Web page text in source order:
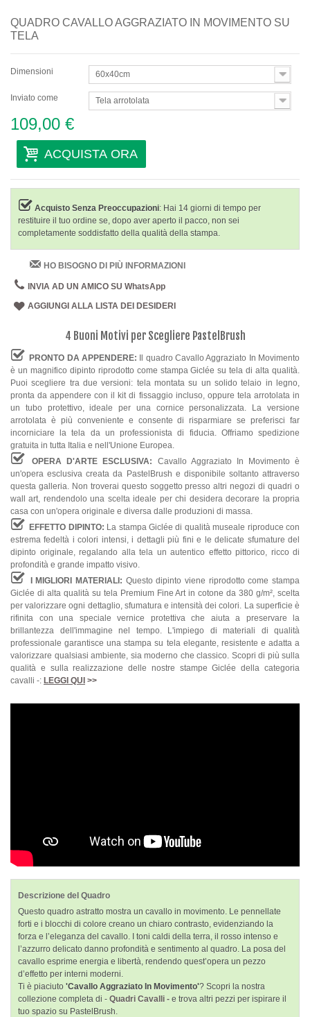
QUADRO CAVALLO AGGRAZIATO IN MOVIMENTO SU
TELA
Dimensioni 60x40cm
Inviato come Tela arrotolata
109,00 €
ACQUISTA ORA
Acquisto Senza Preoccupazioni: Hai 14 giorni di tempo per
restituire il tuo ordine se, dopo aver aperto il pacco, non sei
completamente soddisfatto della qualità della stampa.
HO BISOGNO DI PIÙ INFORMAZIONI
INVIA AD UN AMICO SU WhatsApp
AGGIUNGI ALLA LISTA DEI DESIDERI
4 Buoni Motivi per Scegliere PastelBrush
PRONTO DA APPENDERE: Il quadro Cavallo Aggraziato In Movimento
è un magnifico dipinto riprodotto come stampa Giclée su tela di alta qualità.
Puoi scegliere tra due versioni: tela montata su un solido telaio in legno,
pronta da appendere con il kit di fissaggio incluso, oppure tela arrotolata in
un tubo protettivo, ideale per una cornice personalizzata. La versione
arrotolata è più conveniente e consente di risparmiare se preferisci far
incorniciare la tela da un professionista di fiducia. Offriamo spedizione
gratuita in tutta Italia e nell'Unione Europea.
OPERA D'ARTE ESCLUSIVA: Cavallo Aggraziato In Movimento è
un'opera esclusiva creata da PastelBrush e disponibile soltanto attraverso
questa galleria. Non troverai questo soggetto presso altri negozi di quadri o
wall art, rendendolo una scelta ideale per chi desidera decorare la propria
casa con un'opera originale e diversa dalle produzioni di massa.
EFFETTO DIPINTO: La stampa Giclée di qualità museale riproduce con
estrema fedeltà i colori intensi, i dettagli più fini e le delicate sfumature del
dipinto originale, regalando alla tela un autentico effetto pittorico, ricco di
profondità e grande impatto visivo.
I MIGLIORI MATERIALI: Questo dipinto viene riprodotto come stampa
Giclée di alta qualità su tela Premium Fine Art in cotone da 380 g/m², scelta
per valorizzare ogni dettaglio, sfumatura e intensità dei colori. La superficie è
rifinita con una speciale vernice protettiva che aiuta a preservare la
brillantezza dell'immagine nel tempo. L'impiego di materiali di qualità
professionale garantisce una stampa su tela elegante, resistente e adatta a
valorizzare qualsiasi ambiente, sia moderno che classico. Scopri di più sulla
qualità e sulla realizzazione delle nostre stampe Giclée della categoria
cavalli -: LEGGI QUI >>
Descrizione del Quadro
Questo quadro astratto mostra un cavallo in movimento. Le pennellate
forti e i blocchi di colore creano un chiaro contrasto, evidenziando la
forza e l’eleganza del cavallo. I toni caldi della terra, il rosso intenso e
l’azzurro delicato danno profondità e sentimento al quadro. La posa del
cavallo esprime energia e libertà, rendendo quest’opera un pezzo
d’effetto per interni moderni.
Ti è piaciuto 'Cavallo Aggraziato In Movimento'? Scopri la nostra
collezione completa di - Quadri Cavalli - e trova altri pezzi per ispirare il
tuo spazio su PastelBrush.